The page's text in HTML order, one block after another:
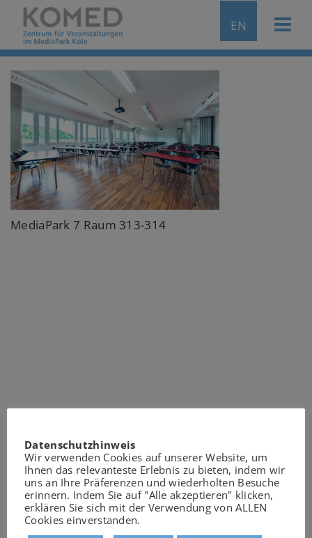
EN
MediaPark 7 Raum 313-314
Datenschutzhinweis
Wir verwenden Cookies auf unserer Website, um
Ihnen das relevanteste Erlebnis zu bieten, indem wir
uns an Ihre Präferenzen und wiederholten Besuche
erinnern. Indem Sie auf "Alle akzeptieren" klicken,
erklären Sie sich mit der Verwendung von ALLEN
Cookies einverstanden.